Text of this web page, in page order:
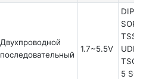
Двухпроводной
последовательный
1.7~5.5V
DIP8
SOP8
5